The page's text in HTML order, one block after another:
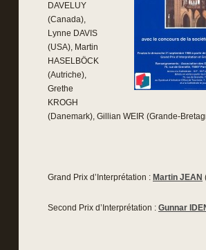
DAVELUY
(Canada),
Lynne DAVIS
(USA), Martin
HASELBÖCK
(Autriche),
Grethe
KROGH
(Danemark), Gillian WEIR (Grande-
Grand Prix d’Interprétation : Martin JEAN
Second Prix d’Interprétation : Gunnar